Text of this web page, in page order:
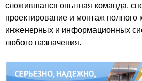
сложившаяся опытная команда,
проектирование и монтаж полного
инженерных и информационных
любого назначения.